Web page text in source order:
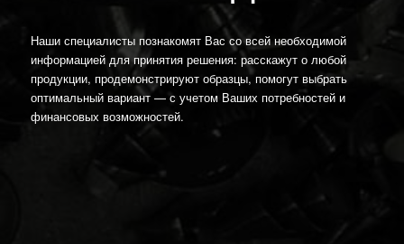
Наши специалисты познакомят Вас со всей необходимой
информацией для принятия решения: расскажут о любой
продукции, продемонстрируют образцы, помогут выбрать
оптимальный вариант — с учетом Ваших потребностей и
финансовых возможностей.